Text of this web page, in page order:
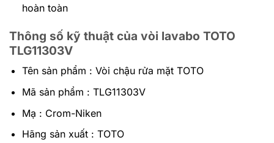
hoàn toàn
Thông số kỹ thuật của vòi lavabo TOTO
TLG11303V
Tên sản phẩm : Vòi chậu rửa mặt TOTO
Mã sản phẩm : TLG11303V
Mạ : Crom-Niken
Hãng sản xuất : TOTO